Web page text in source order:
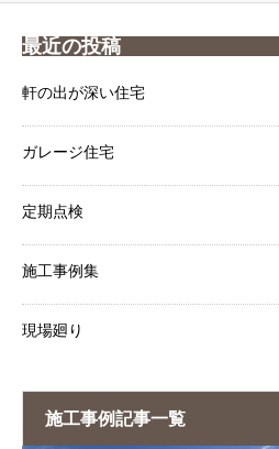
最近の投稿
軒の出が深い住宅
ガレージ住宅
定期点検
施工事例集
現場廻り
施工事例記事一覧